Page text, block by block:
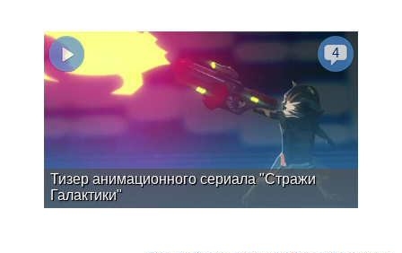
Тизер анимационного сериала "Стражи
Галактики"
4